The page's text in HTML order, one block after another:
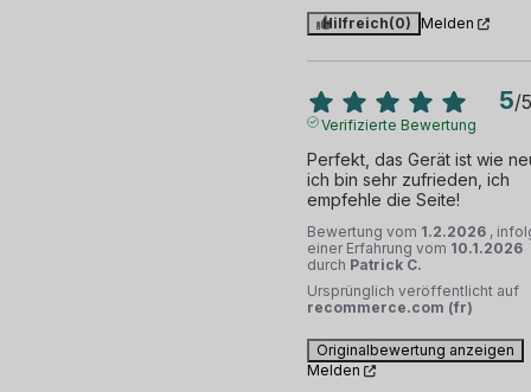
Hilfreich(0) Melden
5/5
Verifizierte Bewertung
Perfekt, das Gerät ist wie
ich bin sehr zufrieden, ich
empfehle die Seite!
Bewertung vom 1.2.2026 ,
einer Erfahrung vom 10.1.2026
durch Patrick C.
Ursprünglich veröffentlicht auf
recommerce.com (fr)
Originalbewertung anzeigen
Melden